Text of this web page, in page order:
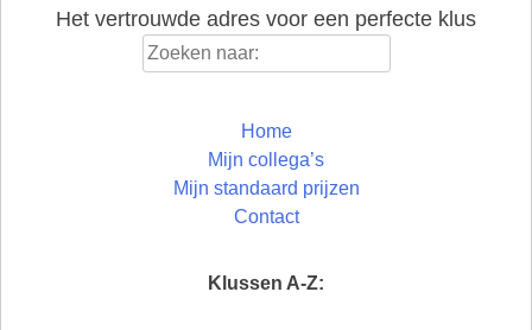
Het vertrouwde adres voor een perfecte klus
Home
Mijn collega’s
Mijn standaard prijzen
Contact
Klussen A-Z: